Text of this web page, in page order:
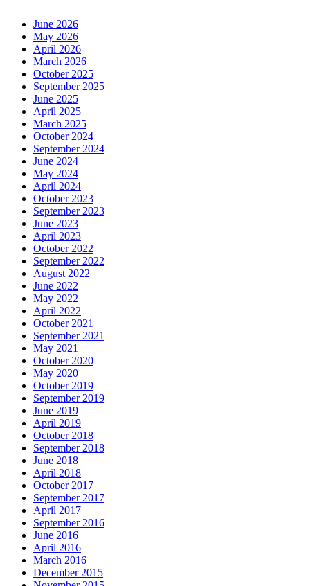
June 2026
May 2026
April 2026
March 2026
October 2025
September 2025
June 2025
April 2025
March 2025
October 2024
September 2024
June 2024
May 2024
April 2024
October 2023
September 2023
June 2023
April 2023
October 2022
September 2022
August 2022
June 2022
May 2022
April 2022
October 2021
September 2021
May 2021
October 2020
May 2020
October 2019
September 2019
June 2019
April 2019
October 2018
September 2018
June 2018
April 2018
October 2017
September 2017
April 2017
September 2016
June 2016
April 2016
March 2016
December 2015